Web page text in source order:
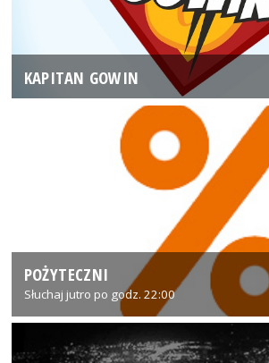
KAPITAN GOWIN
POŻYTECZNI
Słuchaj jutro po godz. 22:00